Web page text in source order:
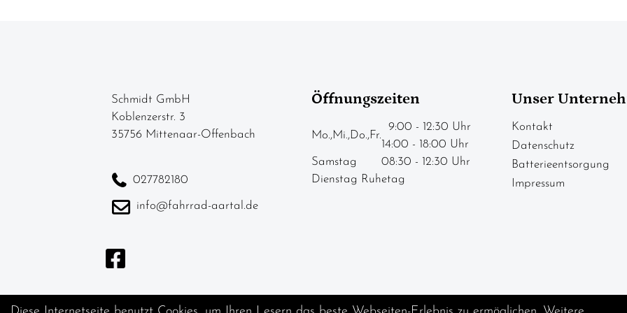
Schmidt GmbH
Koblenzerstr. 3
35756 Mittenaar-Offenbach
027782180
info@fahrrad-aartal.de
Öffnungszeiten
Mo.,Mi.,Do.,Fr.
9:00 - 12:30 Uhr
14:00 - 18:00 Uhr
Samstag
08:30 - 12:30 Uhr
Dienstag Ruhetag
Unser
Kontakt
Datenschutz
Batterieentsorgung
Impressum